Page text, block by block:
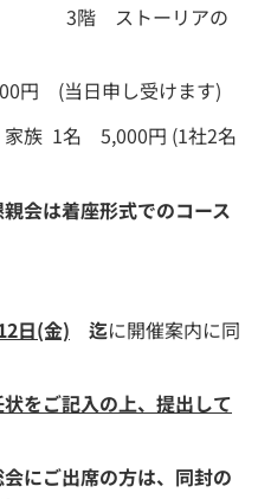
トーリアの
(当日申し受けます)
円 (1社2名
会は着座形式でのコース
日(金) 迄に開催案内に同
。
をご記入の上、提出して
にご出席の方は、同封の